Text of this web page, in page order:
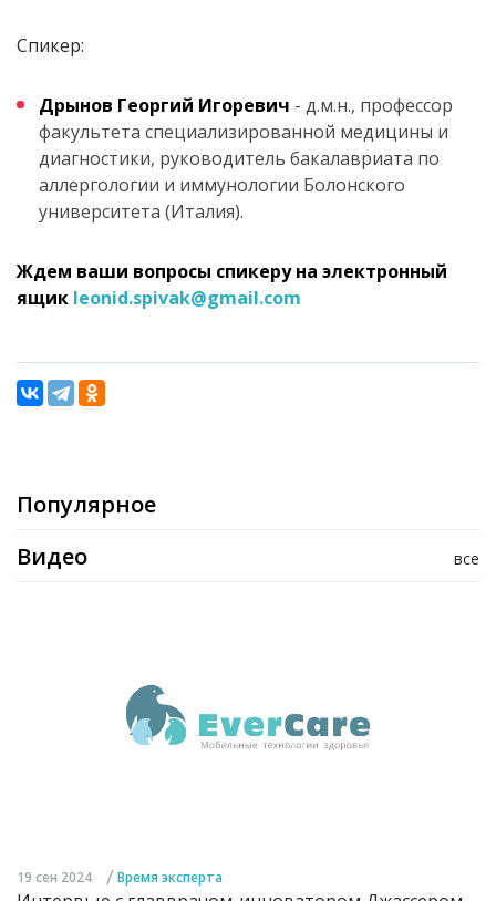
Спикер:
Дрынов Георгий Игоревич - д.м.н., профессор
факультета специализированной медицины и
диагностики, руководитель бакалавриата по
аллергологии и иммунологии Болонского
университета (Италия).
Ждем ваши вопросы спикеру на электронный
ящик leonid.spivak@gmail.com
Популярное
все
Видео
19 сен 2024 / Время эксперта